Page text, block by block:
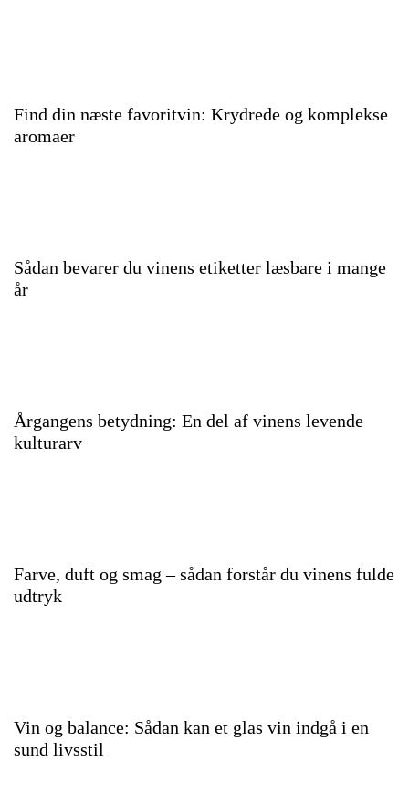
Find din næste favoritvin: Krydrede og komplekse
aromaer
Sådan bevarer du vinens etiketter læsbare i mange
år
Årgangens betydning: En del af vinens levende
kulturarv
Farve, duft og smag – sådan forstår du vinens fulde
udtryk
Vin og balance: Sådan kan et glas vin indgå i en
sund livsstil